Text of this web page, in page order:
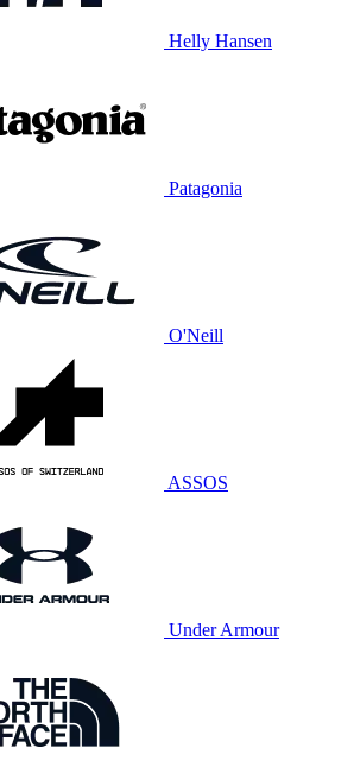
Helly Hansen
Patagonia
O'Neill
ASSOS
Under Armour